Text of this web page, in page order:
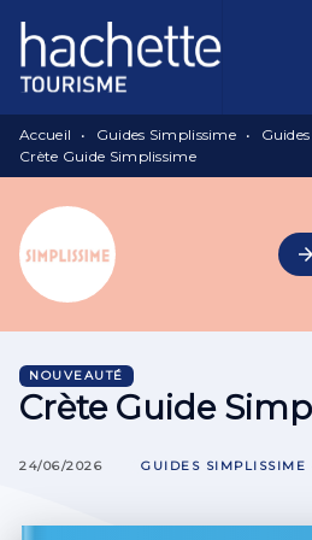
Menu Recherche
Pied De Page
Accueil • Guides Simplissime •
Crète Guide Simplissime
arrow_forward
NOUVEAUTÉ
Crète Guide
24/06/2026 GUIDES SIMPLISSIME